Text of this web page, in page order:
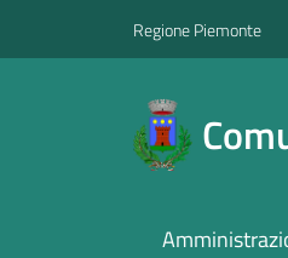
Regione Piemonte